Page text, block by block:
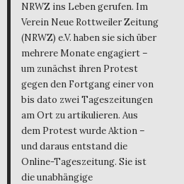
NRWZ ins Leben gerufen. Im
Verein Neue Rottweiler Zeitung
(NRWZ) e.V. haben sie sich über
mehrere Monate engagiert –
um zunächst ihren Protest
gegen den Fortgang einer von
bis dato zwei Tageszeitungen
am Ort zu artikulieren. Aus
dem Protest wurde Aktion –
und daraus entstand die
Online-Tageszeitung. Sie ist
die unabhängige